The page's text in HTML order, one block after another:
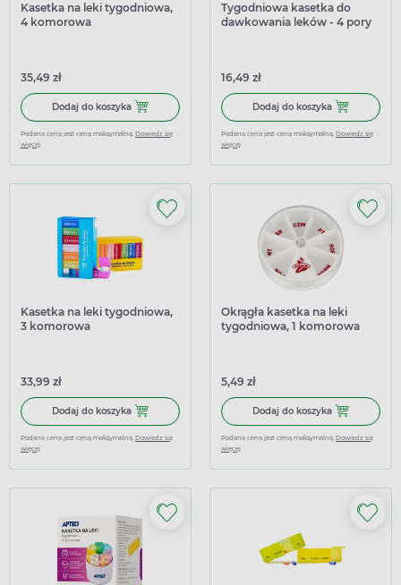
Kasetka na leki tygodniowa,
4 komorowa
35,49 zł
Dodaj do koszyka Dodaj do koszyka Kasetka na leki tygodniowa, 4
Podana cena jest ceną maksymalną. Dowiedz się
więcej
Tygodniowa kasetka do
dawkowania leków - 4 pory
16,49 zł
Dodaj do koszyka Dodaj do
Podana cena jest ceną maksymalną. Dowiedz się
więcej
Kasetka na leki tygodniowa,
3 komorowa
33,99 zł
Dodaj do koszyka Dodaj do koszyka Kasetka na leki tygodniowa, 3
Podana cena jest ceną maksymalną. Dowiedz się
więcej
Okrągła kasetka na leki
tygodniowa, 1 komorowa
5,49 zł
Dodaj do koszyka Dodaj do
Podana cena jest ceną maksymalną. Dowiedz się
więcej